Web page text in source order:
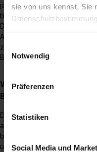
sie von uns kennst. Sie
Benutzung der
Webseite zu analysieren
Informationen zu
Analysen
Notwendig
Präferenzen
Statistiken
Social Media und
jährlich im August oder
beginnen am 1. Oktober.
Dualen Studiengängen ein
August bis September
zu den Voraussetzungen im
Beschreibungen der
Was gehört bei
Bewerbung?
Die Bewerbung sollte aus
aktuellen Lebenslauf sowie
bestehen. Unsere
unter folgendem Link: